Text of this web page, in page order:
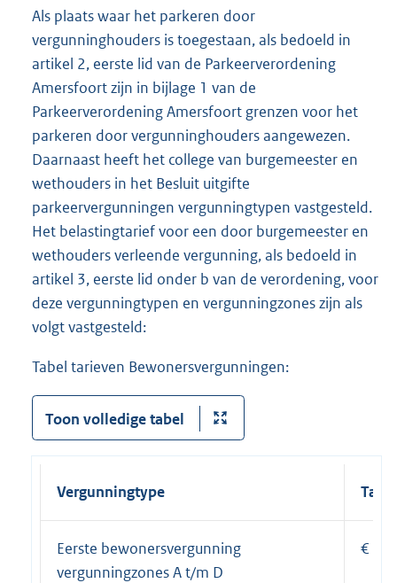
Als plaats waar het parkeren door
vergunninghouders is toegestaan, als bedoeld in
artikel 2, eerste lid van de Parkeerverordening
Amersfoort zijn in bijlage 1 van de
Parkeerverordening Amersfoort grenzen voor het
parkeren door vergunninghouders aangewezen.
Daarnaast heeft het college van burgemeester en
wethouders in het Besluit uitgifte
parkeervergunningen vergunningtypen vastgesteld.
Het belastingtarief voor een door burgemeester en
wethouders verleende vergunning, als bedoeld in
artikel 3, eerste lid onder b van de verordening, voor
deze vergunningtypen en vergunningzones zijn als
volgt vastgesteld:
Tabel tarieven Bewonersvergunningen:
Toon volledige tabel
Vergunningtype
Eerste bewonersvergunning
vergunningzones A t/m D
€